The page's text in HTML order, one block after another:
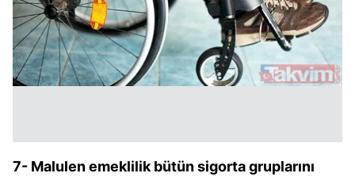
7- Malulen emeklilik bütün sigorta gruplarını